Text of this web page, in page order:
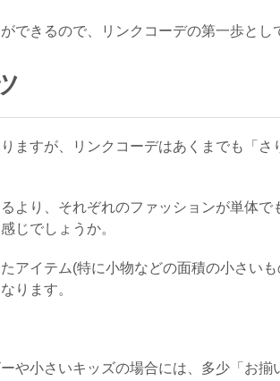
できるので、リンクコーデの第一歩とし
ますが、リンクコーデはあくまでも「さ
より、それぞれのファッションが単体で
じでしょうか。
アイテム(特に小物などの面積の小さい
ります。
や小さいキッズの場合には、多少「お揃